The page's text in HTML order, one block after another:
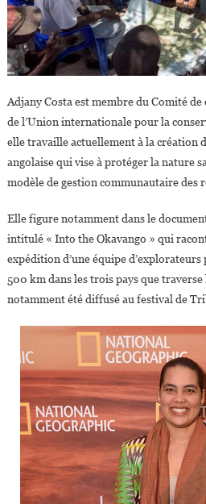
Adjany Costa est membre du Comité de
de l’Union internationale pour la
elle travaille actuellement à la création
angolaise qui vise à protéger la nature
modèle de gestion communautaire des
Elle figure notamment dans le
intitulé « Into the Okavango » qui
expédition d’une équipe
500 km dans les trois pays que traverse
notamment été diffusé au festival de